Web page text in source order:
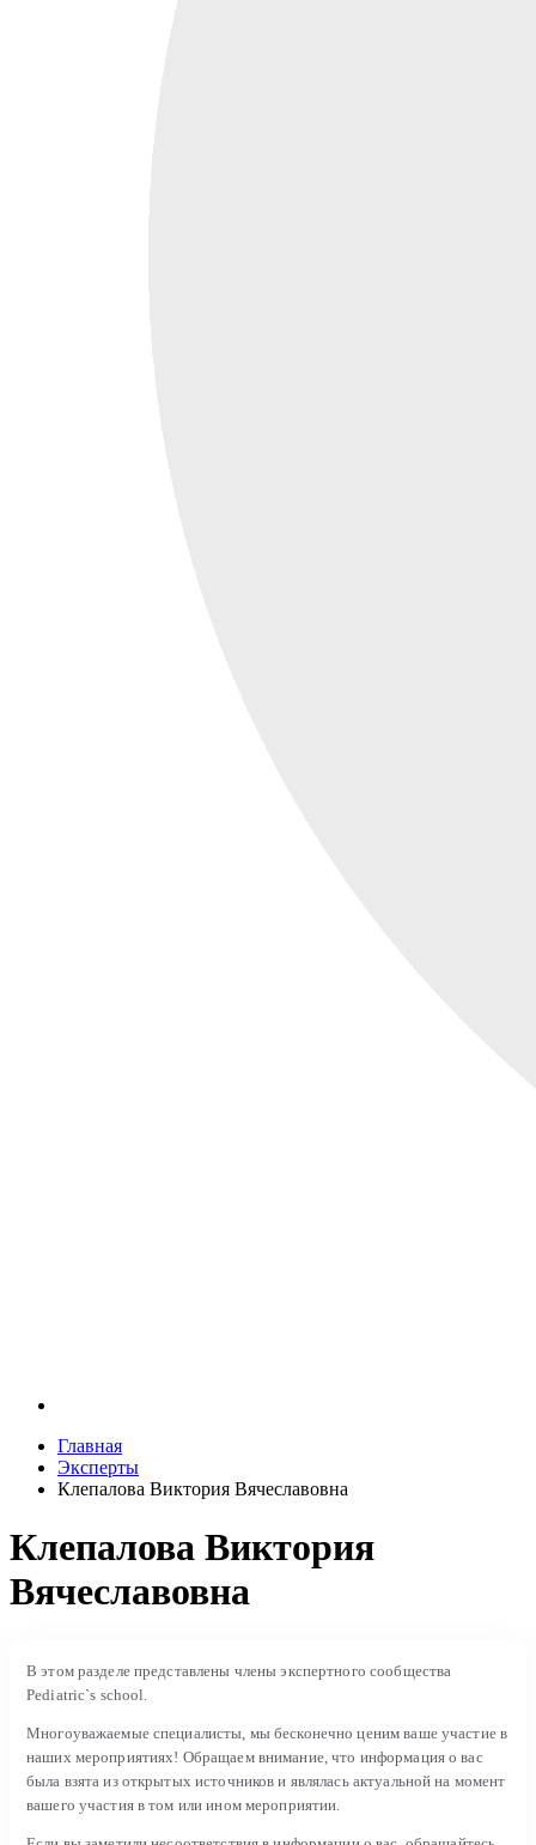
Главная
Эксперты
Клепалова Виктория Вячеславовна
Клепалова Виктория
Вячеславовна
В этом разделе представлены члены экспертного сообщества
Pediatric`s school.
Многоуважаемые специалисты, мы бесконечно ценим ваше участие в
наших мероприятиях! Обращаем внимание, что информация о вас
была взята из открытых источников и являлась актуальной на момент
вашего участия в том или ином мероприятии.